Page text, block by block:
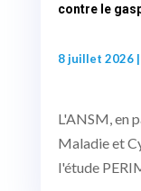
contre le
8 juillet 2026|
L'ANSM, en
Maladie et
l'étude